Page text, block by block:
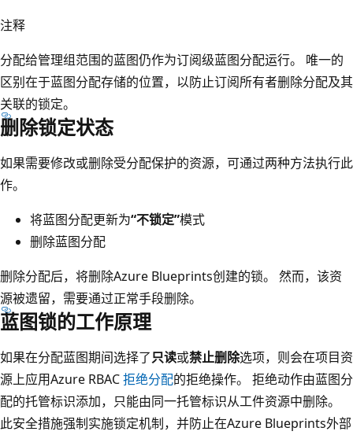
注释
分配给管理组范围的蓝图仍作为订阅级蓝图分配运行。 唯一的
区别在于蓝图分配存储的位置，以防止订阅所有者删除分配及其
关联的锁定。
删除锁定状态
如果需要修改或删除受分配保护的资源，可通过两种方法执行此
作。
将蓝图分配更新为“不锁定”模式
删除蓝图分配
删除分配后，将删除Azure Blueprints创建的锁。 然而，该资
源被遗留，需要通过正常手段删除。
蓝图锁的工作原理
如果在分配蓝图期间选择了只读或禁止删除选项，则会在项目资
源上应用Azure RBAC拒绝分配的拒绝操作。 拒绝动作由蓝图分
配的托管标识添加，只能由同一托管标识从工件资源中删除。
此安全措施强制实施锁定机制，并防止在Azure Blueprints外部